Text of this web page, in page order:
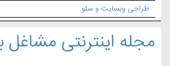
طراحی وبسایت و سئو
مجله اینترنتی مشاغل